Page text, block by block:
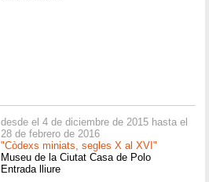
desde el 4 de diciembre de 2015 hasta el
28 de febrero de 2016
"Còdexs miniats, segles X al XVI"
Museu de la Ciutat Casa de Polo
Entrada lliure